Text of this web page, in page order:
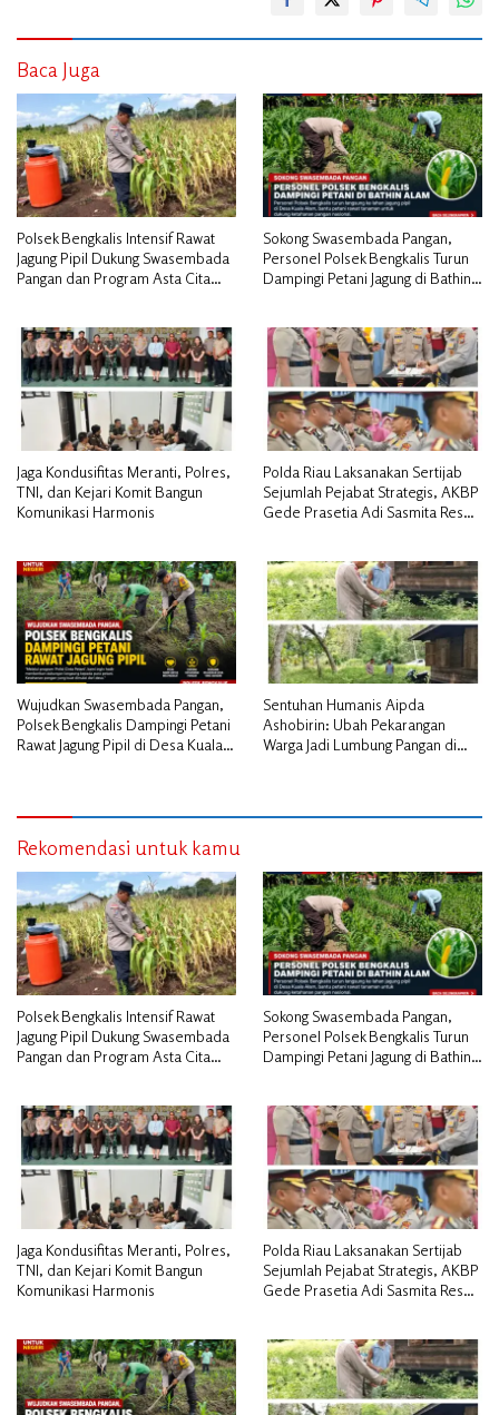
Baca Juga
Polsek Bengkalis Intensif Rawat
Jagung Pipil Dukung Swasembada
Pangan dan Program Asta Cita
Sokong Swasembada Pangan,
Personel Polsek Bengkalis Turun
Dampingi Petani Jagung di Bathin
Jaga Kondusifitas Meranti, Polres,
TNI, dan Kejari Komit Bangun
Komunikasi Harmonis
Polda Riau Laksanakan Sertijab
Sejumlah Pejabat Strategis, AKBP
Gede Prasetia Adi Sasmita Resmi
Wujudkan Swasembada Pangan,
Polsek Bengkalis Dampingi Petani
Rawat Jagung Pipil di Desa Kuala
Sentuhan Humanis Aipda
Ashobirin: Ubah Pekarangan
Warga Jadi Lumbung Pangan di
Rekomendasi untuk kamu
Polsek Bengkalis Intensif Rawat
Jagung Pipil Dukung Swasembada
Pangan dan Program Asta Cita
Sokong Swasembada Pangan,
Personel Polsek Bengkalis Turun
Dampingi Petani Jagung di Bathin
Jaga Kondusifitas Meranti, Polres,
TNI, dan Kejari Komit Bangun
Komunikasi Harmonis
Polda Riau Laksanakan Sertijab
Sejumlah Pejabat Strategis, AKBP
Gede Prasetia Adi Sasmita Resmi